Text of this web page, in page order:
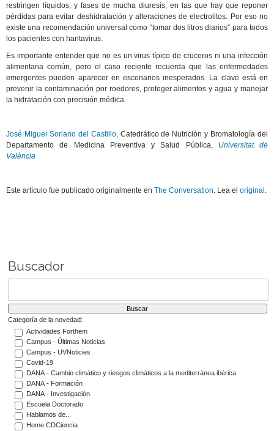
restringen líquidos, y fases de mucha diuresis, en las que hay que reponer
pérdidas para evitar deshidratación y alteraciones de electrolitos. Por eso no
existe una recomendación universal como “tomar dos litros diarios” para todos
los pacientes con hantavirus.
Es importante entender que no es un virus típico de cruceros ni una infección
alimentaria común, pero el caso reciente recuerda que las enfermedades
emergentes pueden aparecer en escenarios inesperados. La clave está en
prevenir la contaminación por roedores, proteger alimentos y agua y manejar
la hidratación con precisión médica.
José Miguel Soriano del Castillo, Catedrático de Nutrición y Bromatología del
Departamento de Medicina Preventiva y Salud Pública, Universitat de
València
Este artículo fue publicado originalmente enThe Conversation. Lea eloriginal.
Buscador
Categoría de la novedad:
Actividades Forthem
Campus - Últimas Noticias
Campus - UVNoticies
Covid-19
DANA - Cambio climático y riesgos climáticos a la mediterránea ibérica
DANA - Formación
DANA - Investigación
Escuela Doctorado
Hablamos de...
Home CDCiencia